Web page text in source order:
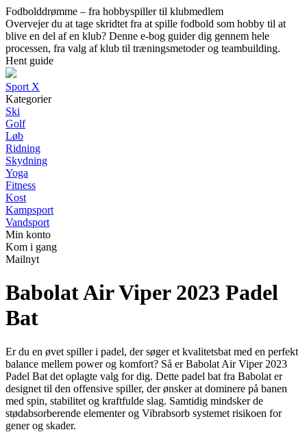
Fodbolddrømme – fra hobbyspiller til klubmedlem
Overvejer du at tage skridtet fra at spille fodbold som hobby til at
blive en del af en klub? Denne e-bog guider dig gennem hele
processen, fra valg af klub til træningsmetoder og teambuilding.
Hent guide
Sport X
Kategorier
Ski
Golf
Løb
Ridning
Skydning
Yoga
Fitness
Kost
Kampsport
Vandsport
Min konto
Kom i gang
Mailnyt
Babolat Air Viper 2023 Padel
Bat
Er du en øvet spiller i padel, der søger et kvalitetsbat med en perfekt
balance mellem power og komfort? Så er Babolat Air Viper 2023
Padel Bat det oplagte valg for dig. Dette padel bat fra Babolat er
designet til den offensive spiller, der ønsker at dominere på banen
med spin, stabilitet og kraftfulde slag. Samtidig mindsker de
stødabsorberende elementer og Vibrabsorb systemet risikoen for
gener og skader.